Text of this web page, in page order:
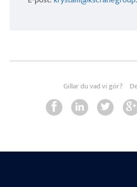
Gillar du vad vi gör?